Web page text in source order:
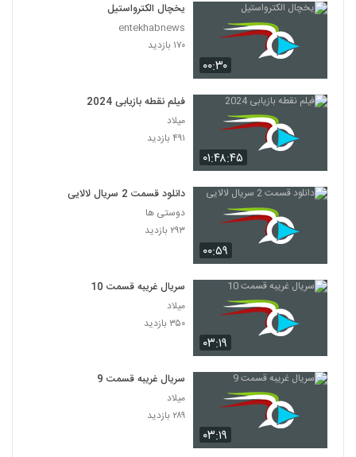
۰۰:۳۰
یخچال الکترواستیل
entekhabnews
۱۷۰ بازدید
۰۱:۴۸:۴۵
فیلم نقطه بازیابی 2024
میلاد
۴۹۱ بازدید
۰۰:۵۹
دانلود قسمت 2 سریال لالایی
دوستی ها
۲۹۳ بازدید
۰۳:۱۹
سریال غریبه قسمت 10
میلاد
۳۵۰ بازدید
۰۳:۱۹
سریال غریبه قسمت 9
میلاد
۲۸۹ بازدید